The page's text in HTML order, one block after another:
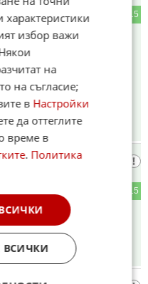
15
15
бази там.
характеристики
избор важи
на
на съгласие;
в Настройки
да оттеглите
време в
. Политика
ВСИЧКИ